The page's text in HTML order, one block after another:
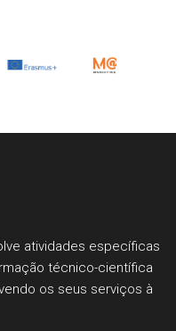
atividades específicas
técnico-científica
os seus serviços à